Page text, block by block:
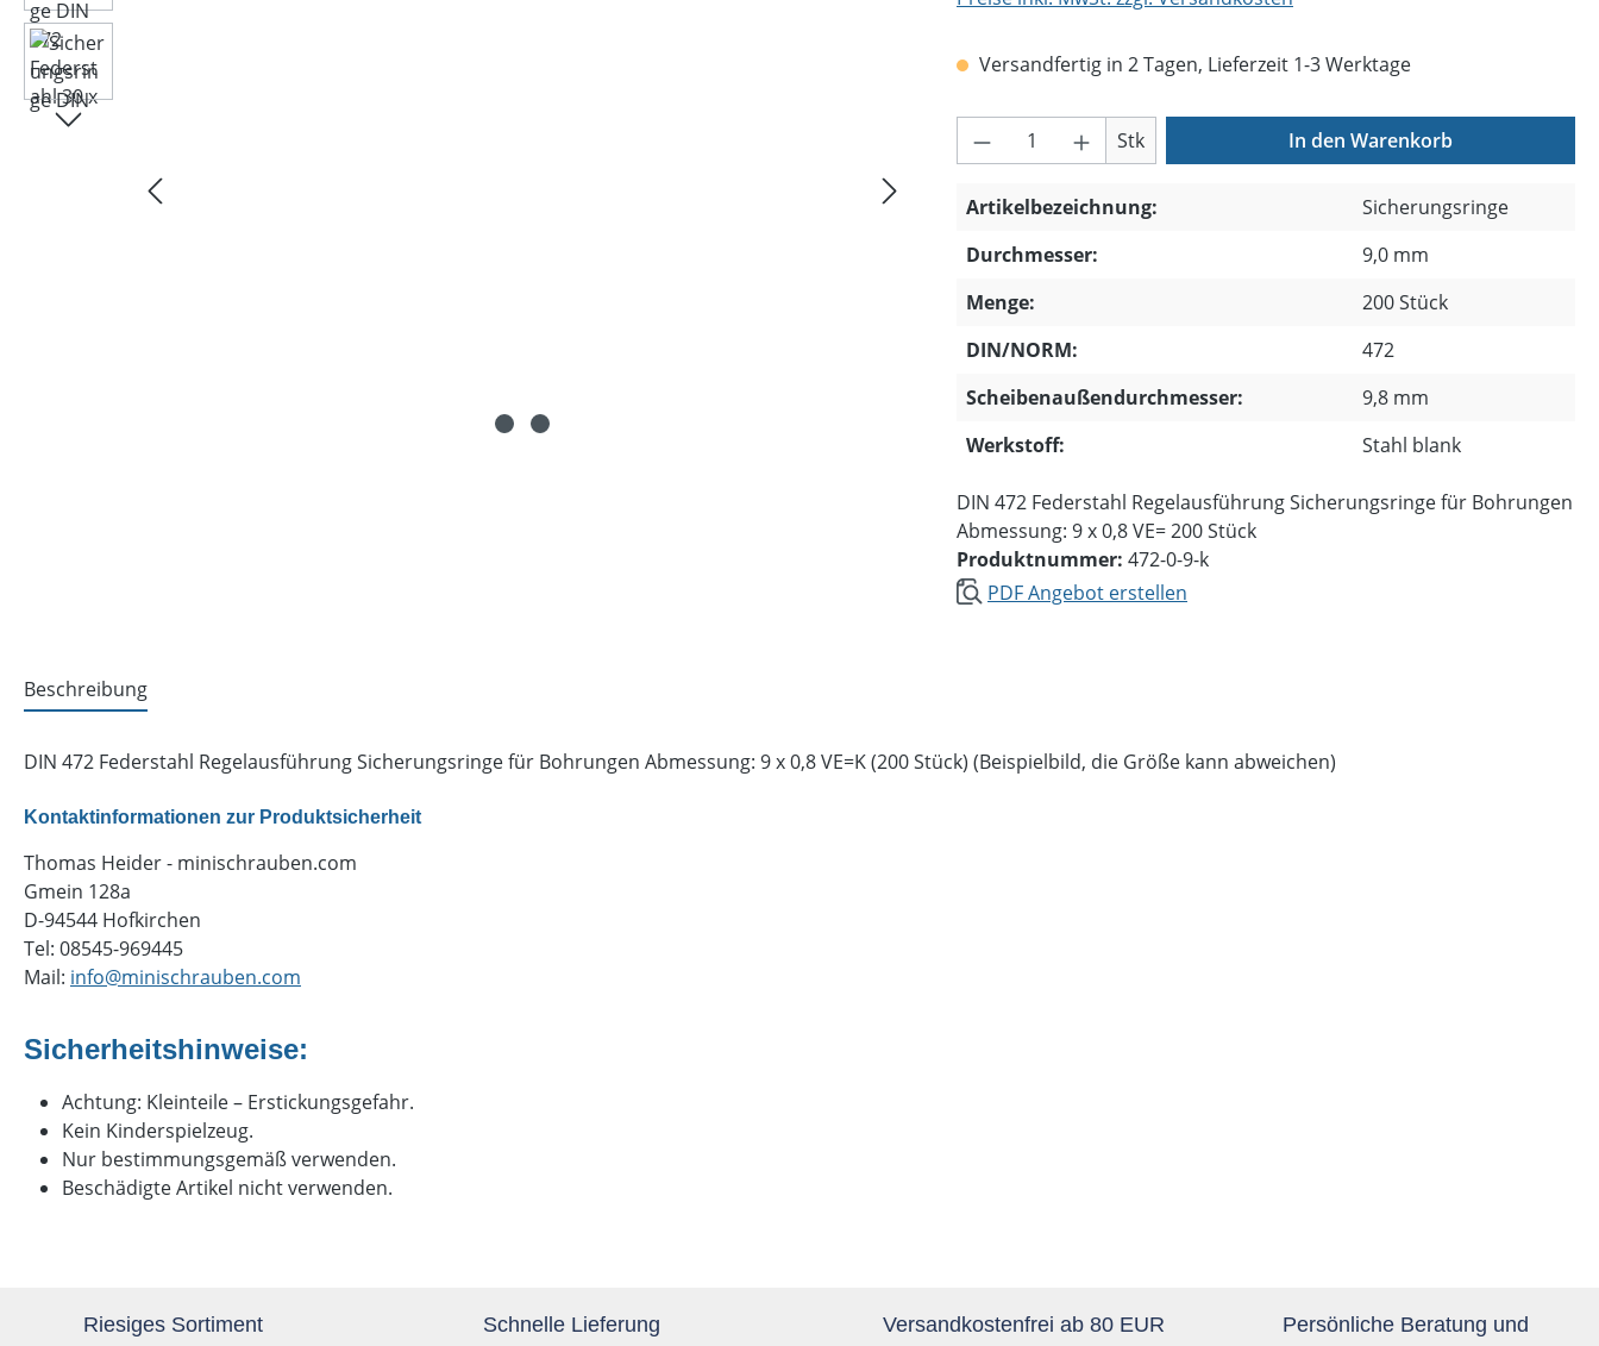
Versandfertig in 2 Tagen, Lieferzeit 1-3 Werktage
Produkt Anzahl: Gib den gewünschten Wert
Stk In den Warenkorb
Artikelbezeichnung:
Sicherungsringe
Durchmesser:
9,0 mm
Menge:
200 Stück
DIN/NORM:
472
Scheibenaußendurchmesser:
9,8 mm
Werkstoff:
Stahl blank
DIN 472 Federstahl Regelausführung Sicherungsringe für Bohrungen
Abmessung: 9 x 0,8 VE= 200 Stück
Produktnummer: 472-0-9-k
PDF Angebot erstellen
Beschreibung
DIN 472 Federstahl Regelausführung Sicherungsringe für Bohrungen Abmessung: 9 x 0,8 VE=K (200 Stück) (Beispielbild, die Größe kann abweichen)
Kontaktinformationen zur Produktsicherheit
Thomas Heider - minischrauben.com
Gmein 128a
D-94544 Hofkirchen
Tel: 08545-969445
Mail: info@minischrauben.com
Sicherheitshinweise:
Achtung: Kleinteile – Erstickungsgefahr.
Kein Kinderspielzeug.
Nur bestimmungsgemäß verwenden.
Beschädigte Artikel nicht verwenden.
Riesiges Sortiment Schnelle Lieferung Versandkostenfrei ab 80 EUR
Persönliche Beratung und